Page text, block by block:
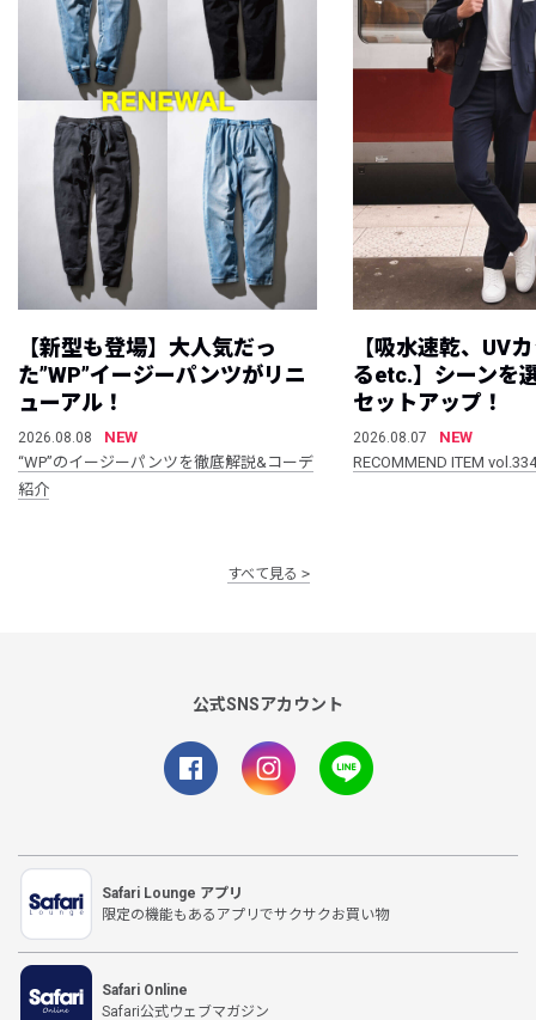
【新型も登場】大人気だっ
た”WP”イージーパンツがリニ
ューアル！
2026.08.08
NEW
“WP”のイージーパンツを徹底解説&コーデ
紹介
【吸水速乾、UV
るetc.】シーンを
セットアップ！
2026.08.07
NEW
RECOMMEND ITEM vol.334
すべて見る
公式SNSアカウント
Safari Lounge アプリ
限定の機能もあるアプリでサクサクお買い物
Safari Online
Safari公式ウェブマガジン